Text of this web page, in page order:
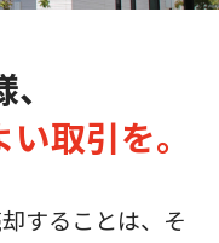
取引を。
することは、そ